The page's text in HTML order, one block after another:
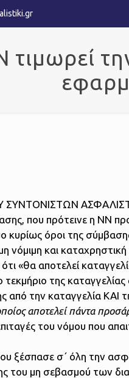
που πρότεινε η ΝΝ
κυρίως όροι της
νόμιμη και
«θα αποτελεί
της καταγγελίας
από την καταγγελία ΚΑΙ
αποτελεί πάντα
του νόμου που
ξέσπασε σ΄ όλη την
του μη σεβασμού των